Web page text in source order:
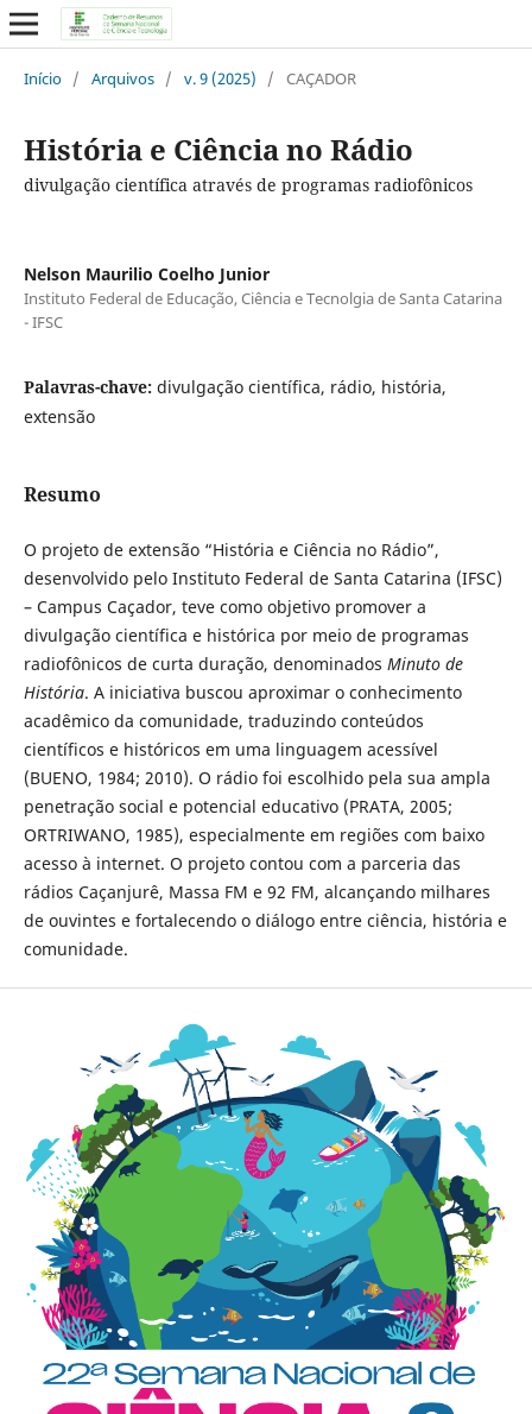
Início / Arquivos / v. 9 (2025) / CAÇADOR
História e Ciência no Rádio
divulgação científica através de programas radiofônicos
Nelson Maurilio Coelho Junior
Instituto Federal de Educação, Ciência e Tecnolgia de Santa Catarina
- IFSC
Palavras-chave: divulgação científica, rádio, história,
extensão
Resumo
O projeto de extensão “História e Ciência no Rádio”,
desenvolvido pelo Instituto Federal de Santa Catarina (IFSC)
– Campus Caçador, teve como objetivo promover a
divulgação científica e histórica por meio de programas
radiofônicos de curta duração, denominados Minuto de
História. A iniciativa buscou aproximar o conhecimento
acadêmico da comunidade, traduzindo conteúdos
científicos e históricos em uma linguagem acessível
(BUENO, 1984; 2010). O rádio foi escolhido pela sua ampla
penetração social e potencial educativo (PRATA, 2005;
ORTRIWANO, 1985), especialmente em regiões com baixo
acesso à internet. O projeto contou com a parceria das
rádios Caçanjurê, Massa FM e 92 FM, alcançando milhares
de ouvintes e fortalecendo o diálogo entre ciência, história e
comunidade.